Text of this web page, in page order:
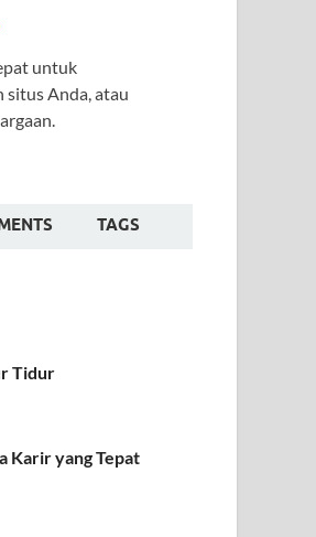
untuk
situs Anda, atau
TAGS
Tidur
Karir yang Tepat